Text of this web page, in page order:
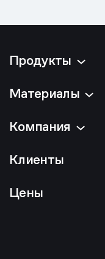
Продукты
Материалы
Компания
Клиенты
Цены